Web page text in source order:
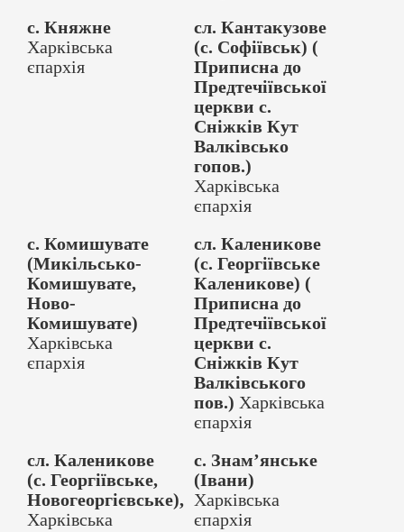
с. Княжне
Харківська
єпархія
сл. Кантакузове
(с. Софіївськ) (
Приписна до
Предтечіївської
церкви с.
Сніжків Кут
Валківсько
гопов.)
Харківська
єпархія
с. Комишувате
(Микільсько-
Комишувате,
Ново-
Комишувате)
Харківська
єпархія
сл. Каленикове
(с. Георгіївське
Каленикове) (
Приписна до
Предтечіївської
церкви с.
Сніжків Кут
Валківського
пов.) Харківська
єпархія
сл. Каленикове
(с. Георгіївське,
Новогеоргієвське),
Харківська
с. Знам’янське
(Івани)
Харківська
єпархія